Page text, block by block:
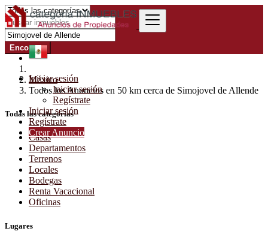
Iniciar sesión
Iniciar sesión
Regístrate
Iniciar sesión
Regístrate
Crear Anuncio
Encontrar
México
Todos los Anuncios en 50 km cerca de Simojovel de Allende
Todas las categorías
Casas
Departamentos
Terrenos
Locales
Bodegas
Renta Vacacional
Oficinas
Lugares